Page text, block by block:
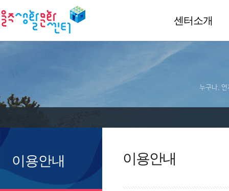
센터소개
누구나, 언
이용안내 이용안내